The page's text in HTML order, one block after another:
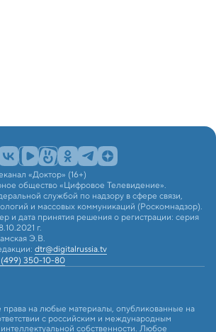
«Доктор» (16+)
общество «Цифровое Телевидение».
службой по надзору в сфере связи,
и массовых коммуникаций (Роскомнадзор).
и дата принятия решения о регистрации: серия
г.
Э.В.
dtr@digitalrussia.tv
(499) 350-10-80
на любые материалы, опубликованные на
с российским и международным
собственности. Любое